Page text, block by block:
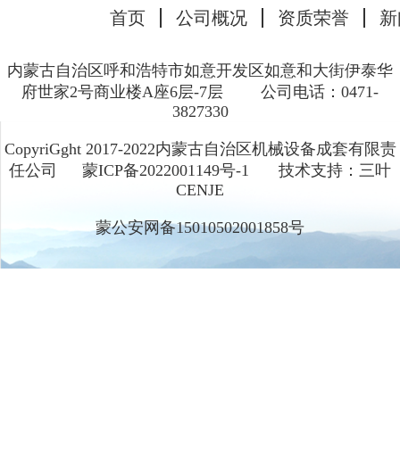
首页 公司概况 资质荣誉
内蒙古自治区呼和浩特市如意开发区如意和大街伊泰华
府世家2号商业楼A座6层-7层
公司电话：0471-
3827330
CopyriGght 2017-2022内蒙古自治区机械设备成套有限责
任公司
蒙ICP备2022001149号-1
技术支持：三叶
CENJE
蒙公安网备15010502001858号